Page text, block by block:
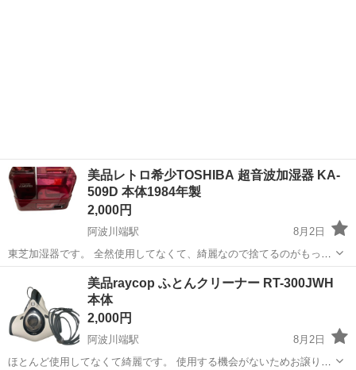
美品レトロ希少TOSHIBA 超音波加湿器 KA-
509D 本体1984年製
2,000円
阿波川端駅
8月2日
東芝加湿器です。 全然使用してなくて、綺麗なので捨てるのがもった
いないので、お譲りします。 使用できるかわからないですが、 通電は
できました。 早い方優先します♪(๑ᴖ◡ᴖ๑)♪ センサー制御機能を搭載し
た、コンパクトな卓...
阿波川端駅 生活家電
美品raycop ふとんクリーナー RT-300JWH
本体
2,000円
阿波川端駅
8月2日
ほとんど使用してなくて綺麗です。 使用する機会がないためお譲りし